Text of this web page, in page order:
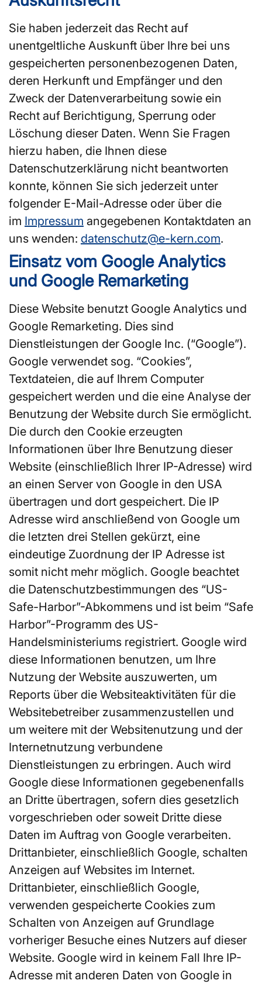
Sie haben jederzeit das Recht auf
unentgeltliche Auskunft über Ihre bei uns
gespeicherten personenbezogenen Daten,
deren Herkunft und Empfänger und den
Zweck der Datenverarbeitung sowie ein
Recht auf Berichtigung, Sperrung oder
Löschung dieser Daten. Wenn Sie Fragen
hierzu haben, die Ihnen diese
Datenschutzerklärung nicht beantworten
konnte, können Sie sich jederzeit unter
folgender E-Mail-Adresse oder über die
im Impressum angegebenen Kontaktdaten an
uns wenden: datenschutz@e-kern.com.
Einsatz vom Google Analytics
und Google Remarketing
Diese Website benutzt Google Analytics und
Google Remarketing. Dies sind
Dienstleistungen der Google Inc. (“Google”).
Google verwendet sog. “Cookies”,
Textdateien, die auf Ihrem Computer
gespeichert werden und die eine Analyse der
Benutzung der Website durch Sie ermöglicht.
Die durch den Cookie erzeugten
Informationen über Ihre Benutzung dieser
Website (einschließlich Ihrer IP-Adresse) wird
an einen Server von Google in den USA
übertragen und dort gespeichert. Die IP
Adresse wird anschließend von Google um
die letzten drei Stellen gekürzt, eine
eindeutige Zuordnung der IP Adresse ist
somit nicht mehr möglich. Google beachtet
die Datenschutzbestimmungen des “US-
Safe-Harbor”-Abkommens und ist beim “Safe
Harbor”-Programm des US-
Handelsministeriums registriert. Google wird
diese Informationen benutzen, um Ihre
Nutzung der Website auszuwerten, um
Reports über die Websiteaktivitäten für die
Websitebetreiber zusammenzustellen und
um weitere mit der Websitenutzung und der
Internetnutzung verbundene
Dienstleistungen zu erbringen. Auch wird
Google diese Informationen gegebenenfalls
an Dritte übertragen, sofern dies gesetzlich
vorgeschrieben oder soweit Dritte diese
Daten im Auftrag von Google verarbeiten.
Drittanbieter, einschließlich Google, schalten
Anzeigen auf Websites im Internet.
Drittanbieter, einschließlich Google,
verwenden gespeicherte Cookies zum
Schalten von Anzeigen auf Grundlage
vorheriger Besuche eines Nutzers auf dieser
Website. Google wird in keinem Fall Ihre IP-
Adresse mit anderen Daten von Google in